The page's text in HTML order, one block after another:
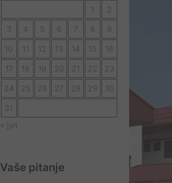
1
2
3
4 5 6 7 8
9
10
11 12 13 14 15
16
17
18 19 20 21 22
23
24
25 26 27 28 29
30
31
« јул
Vaše pitanje